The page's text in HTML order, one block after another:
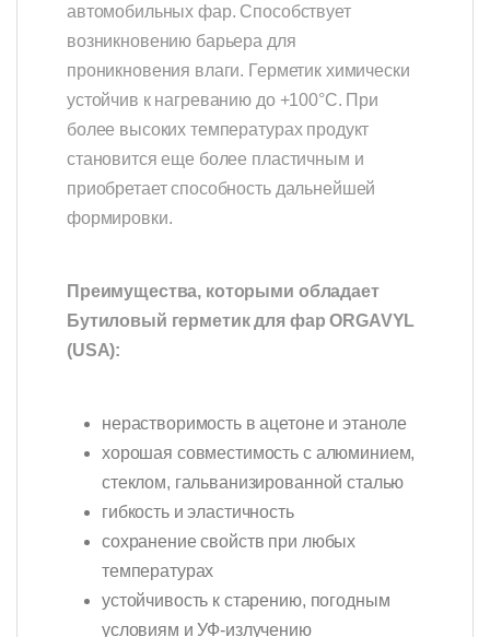
автомобильных фар. Способствует
возникновению барьера для
проникновения влаги. Герметик химически
устойчив к нагреванию до +100°С. При
более высоких температурах продукт
становится еще более пластичным и
приобретает способность дальнейшей
формировки.
Преимущества, которыми обладает
Бутиловый герметик для фар ORGAVYL
(USA):
нерастворимость в ацетоне и этаноле
хорошая совместимость с алюминием,
стеклом, гальванизированной сталью
гибкость и эластичность
сохранение свойств при любых
температурах
устойчивость к старению, погодным
условиям и УФ-излучению